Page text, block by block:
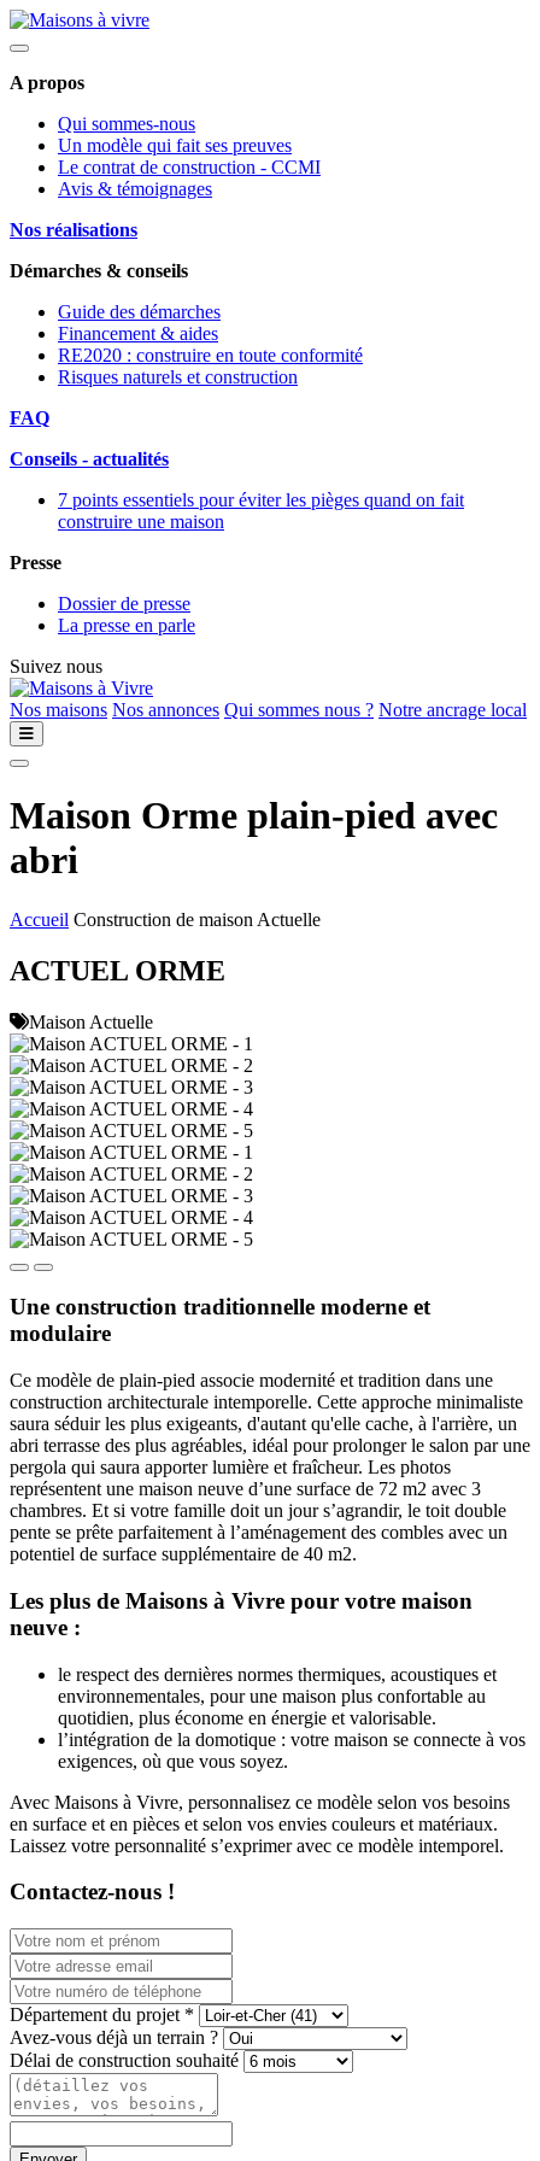
A propos
Qui sommes-nous
Un modèle qui fait ses preuves
Le contrat de construction - CCMI
Avis & témoignages
Nos réalisations
Démarches & conseils
Guide des démarches
Financement & aides
RE2020 : construire en toute conformité
Risques naturels et construction
FAQ
Conseils - actualités
7 points essentiels pour éviter les pièges quand on fait
construire une maison
Presse
Dossier de presse
La presse en parle
Suivez nous
Nos maisons Nos annonces Qui sommes nous ? Notre ancrage local
Maison Orme plain-pied avec
abri
Accueil Construction de maison Actuelle
ACTUEL ORME
Maison Actuelle
Une construction traditionnelle moderne et
modulaire
Ce modèle de plain-pied associe modernité et tradition dans une
construction architecturale intemporelle. Cette approche minimaliste
saura séduir les plus exigeants, d'autant qu'elle cache, à l'arrière, un
abri terrasse des plus agréables, idéal pour prolonger le salon par une
pergola qui saura apporter lumière et fraîcheur. Les photos
représentent une maison neuve d’une surface de 72 m2 avec 3
chambres. Et si votre famille doit un jour s’agrandir, le toit double
pente se prête parfaitement à l’aménagement des combles avec un
potentiel de surface supplémentaire de 40 m2.
Les plus de Maisons à Vivre pour votre maison
neuve :
le respect des dernières normes thermiques, acoustiques et
environnementales, pour une maison plus confortable au
quotidien, plus économe en énergie et valorisable.
l’intégration de la domotique : votre maison se connecte à vos
exigences, où que vous soyez.
Avec Maisons à Vivre, personnalisez ce modèle selon vos besoins
en surface et en pièces et selon vos envies couleurs et matériaux.
Laissez votre personnalité s’exprimer avec ce modèle intemporel.
Contactez-nous !
Département du projet *
Avez-vous déjà un terrain ?
Délai de construction souhaité